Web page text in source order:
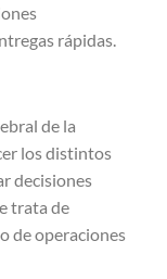
rápidas.
de la
los distintos
decisiones
trata de
de operaciones